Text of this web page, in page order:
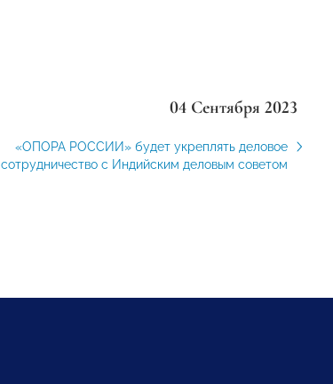
04 Сентября 2023
«ОПОРА РОССИИ» будет укреплять деловое
сотрудничество с Индийским деловым советом